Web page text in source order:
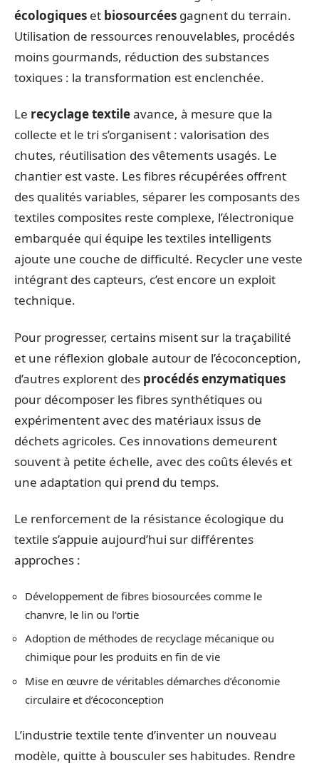
écologiques et biosourcées gagnent du terrain.
Utilisation de ressources renouvelables, procédés
moins gourmands, réduction des substances
toxiques : la transformation est enclenchée.
Le recyclage textileavance, à mesure que la
collecte et le tri s’organisent : valorisation des
chutes, réutilisation des vêtements usagés. Le
chantier est vaste. Les fibres récupérées offrent
des qualités variables, séparer les composants des
textiles composites reste complexe, l’électronique
embarquée qui équipe les textiles intelligents
ajoute une couche de difficulté. Recycler une veste
intégrant des capteurs, c’est encore un exploit
technique.
Pour progresser, certains misent sur la traçabilité
et une réflexion globale autour de l’écoconception,
d’autres explorent des procédés enzymatiques
pour décomposer les fibres synthétiques ou
expérimentent avec des matériaux issus de
déchets agricoles. Ces innovations demeurent
souvent à petite échelle, avec des coûts élevés et
une adaptation qui prend du temps.
Le renforcement de la résistance écologique du
textile s’appuie aujourd’hui sur différentes
approches :
Développement de fibres biosourcées comme le
chanvre, le lin ou l’ortie
Adoption de méthodes de recyclage mécanique ou
chimique pour les produits en fin de vie
Mise en œuvre de véritables démarches d’économie
circulaire et d’écoconception
L’industrie textile tente d’inventer un nouveau
modèle, quitte à bousculer ses habitudes. Rendre